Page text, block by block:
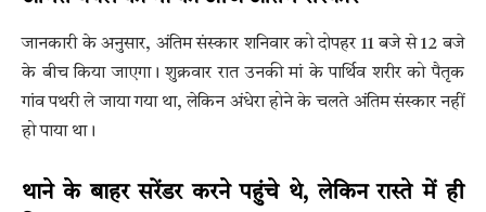
जानकारी के अनुसार, अंतिम संस्कार शनिवार को दोपहर 11 बजे से 12 बजे
के बीच किया जाएगा। शुक्रवार रात उनकी मां के पार्थिव शरीर को पैतृक
गांव पथरी ले जाया गया था, लेकिन अंधेरा होने के चलते अंतिम संस्कार नहीं
हो पाया था।
थाने के बाहर सरेंडर करने पहुंचे थे, लेकिन रास्ते में ही